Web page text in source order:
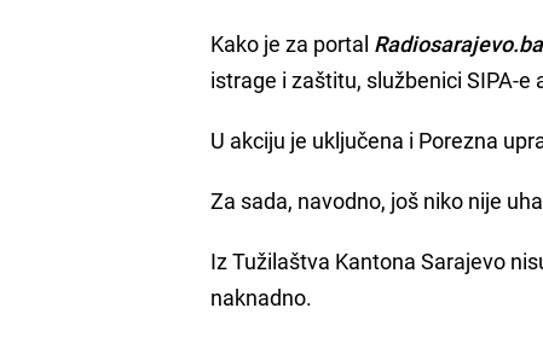
Kako je za portal Radiosarajevo.ba
istrage i zaštitu, službenici SIPA-e
U akciju je uključena i Porezna
Za sada, navodno, još niko nije
Iz Tužilaštva Kantona Sarajevo
naknadno.